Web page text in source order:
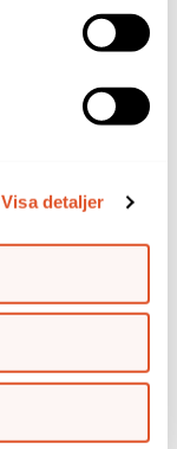
Visa detaljer